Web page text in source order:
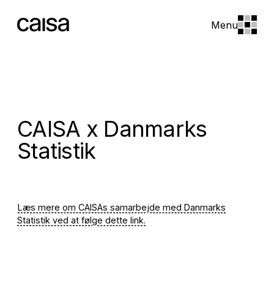
Menu
CAISA x Danmarks
Statistik
Læs mere om CAISAs samarbejde med Danmarks
Statistik ved at følge dette link.